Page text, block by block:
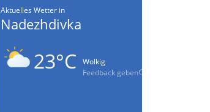
Aktuelles Wetter in
Nadezhdivka
23°C
Wolkig
Feedback geben